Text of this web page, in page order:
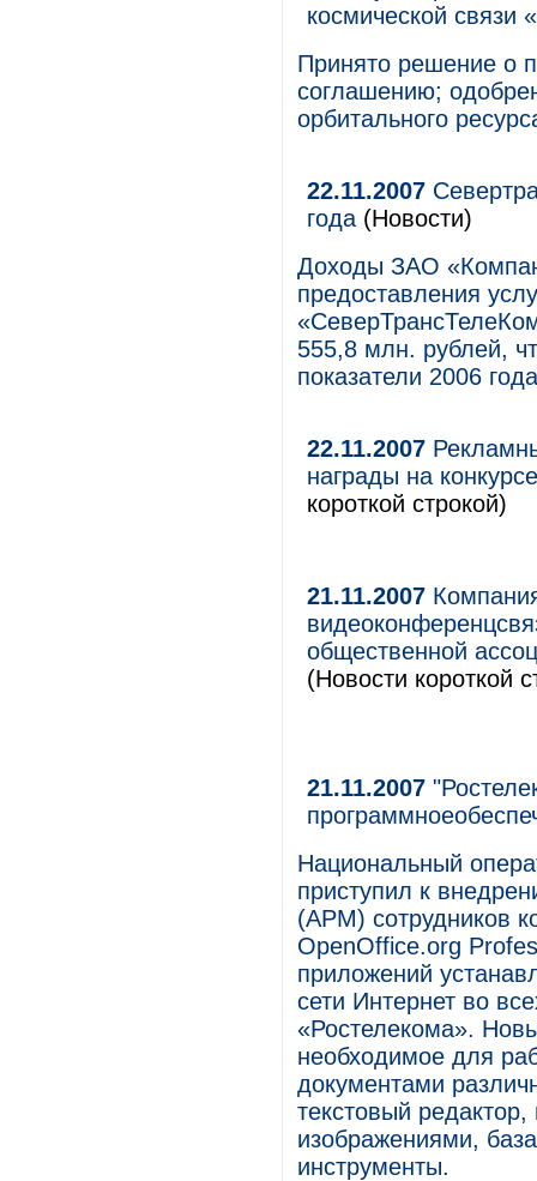
космической
Принято решение о
соглашению;
орбитального
22.11.2007
года (Новости)
Доходы ЗАО
предоставления
555,8 млн. рублей,
показатели 2006
22.11.2007
награды на
короткой строкой)
21.11.2007
общественной
(Новости короткой
21.11.2007
Национальный
приступил к
(АРМ) сотрудников
OpenOffice.org
приложений
сети Интернет во
«Ростелекома».
необходимое для
документами
текстовый
изображениями,
инструменты.